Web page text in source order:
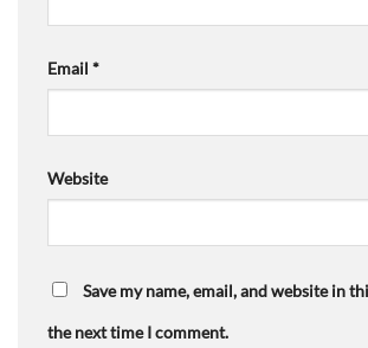
Email *
Website
Save my name, email, and website in
the next time I comment.